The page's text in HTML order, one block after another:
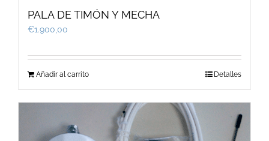
PALA DE TIMÓN Y MECHA
€1.900,00
Añadir al carrito Detalles